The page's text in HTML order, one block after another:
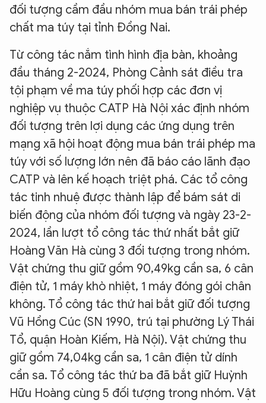
đối tượng cầm đầu nhóm mua bán trái phép
chất ma túy tại tỉnh Đồng Nai.
Từ công tác nắm tình hình địa bàn, khoảng
đầu tháng 2-2024, Phòng Cảnh sát điều tra
tội phạm về ma túy phối hợp các đơn vị
nghiệp vụ thuộc CATP Hà Nội xác định nhóm
đối tượng trên lợi dụng các ứng dụng trên
mạng xã hội hoạt động mua bán trái phép ma
túy với số lượng lớn nên đã báo cáo lãnh đạo
CATP và lên kế hoạch triệt phá. Các tổ công
tác tinh nhuệ được thành lập để bám sát di
biến động của nhóm đối tượng và ngày 23-2-
2024, lần lượt tổ công tác thứ nhất bắt giữ
Hoàng Văn Hà cùng 3 đối tượng trong nhóm.
Vật chứng thu giữ gồm 90,49kg cần sa, 6 cân
điện tử, 1 máy khò nhiệt, 1 máy đóng gói chân
không. Tổ công tác thứ hai bắt giữ đối tượng
Vũ Hồng Cúc (SN 1990, trú tại phường Lý Thái
Tổ, quận Hoàn Kiếm, Hà Nội). Vật chứng thu
giữ gồm 74,04kg cần sa, 1 cân điện tử dính
cần sa. Tổ công tác thứ ba đã bắt giữ Huỳnh
Hữu Hoàng cùng 5 đối tượng trong nhóm. Vật